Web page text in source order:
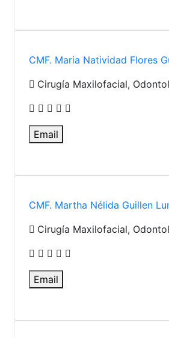
CMF. Maria Natividad Flores
Cirugía Maxilofacial,
Email
CMF. Martha Nélida Guillen
Cirugía Maxilofacial,
Email